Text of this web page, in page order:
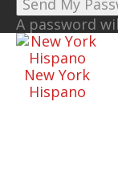
A password
New York
Hispano